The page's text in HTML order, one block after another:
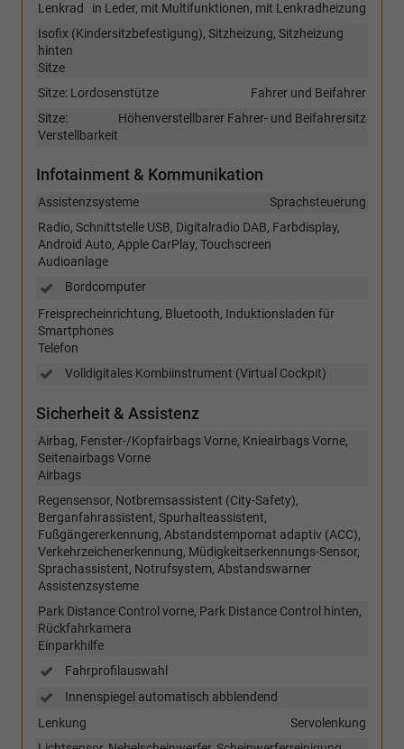
in Leder, mit Multifunktionen, mit Lenkradheizung
Lenkrad
Isofix (Kindersitzbefestigung), Sitzheizung, Sitzheizung
hinten
Sitze
Fahrer und Beifahrer
Sitze: Lordosenstütze
Höhenverstellbarer Fahrer- und Beifahrersitz
Sitze:
Verstellbarkeit
Infotainment & Kommunikation
Sprachsteuerung
Assistenzsysteme
Radio, Schnittstelle USB, Digitalradio DAB, Farbdisplay,
Android Auto, Apple CarPlay, Touchscreen
Audioanlage
Bordcomputer
Freisprecheinrichtung, Bluetooth, Induktionsladen für
Smartphones
Telefon
Volldigitales Kombiinstrument (Virtual Cockpit)
Sicherheit & Assistenz
Airbag, Fenster-/Kopfairbags Vorne, Knieairbags Vorne,
Seitenairbags Vorne
Airbags
Regensensor, Notbremsassistent (City-Safety),
Berganfahrassistent, Spurhalteassistent,
Fußgängererkennung, Abstandstempomat adaptiv (ACC),
Verkehrzeichenerkennung, Müdigkeitserkennungs-Sensor,
Sprachassistent, Notrufsystem, Abstandswarner
Assistenzsysteme
Park Distance Control vorne, Park Distance Control hinten,
Rückfahrkamera
Einparkhilfe
Fahrprofilauswahl
Innenspiegel automatisch abblendend
Servolenkung
Lenkung